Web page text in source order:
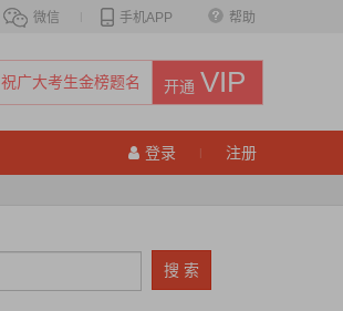
帮助
手机APP
微信
祝广大考生金榜题名 开通 VIP
登录 | 注册